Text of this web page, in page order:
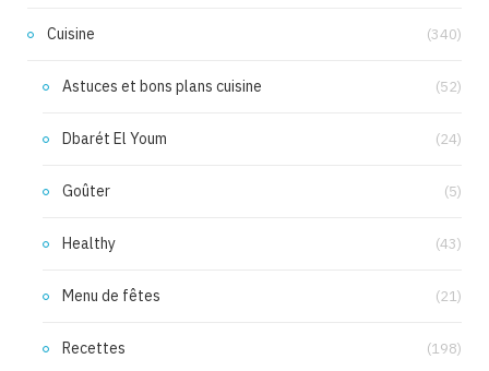
Cuisine (340)
Astuces et bons plans cuisine (52)
Dbarét El Youm (24)
Goûter (5)
Healthy (43)
Menu de fêtes (21)
Recettes (198)